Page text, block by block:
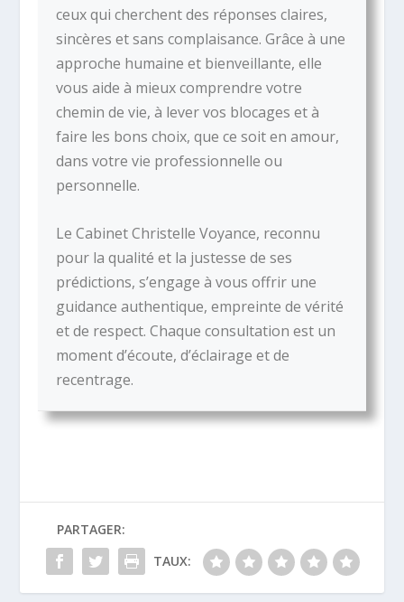
ceux qui cherchent des réponses claires,
sincères et sans complaisance. Grâce à une
approche humaine et bienveillante, elle
vous aide à mieux comprendre votre
chemin de vie, à lever vos blocages et à
faire les bons choix, que ce soit en amour,
dans votre vie professionnelle ou
personnelle.
Le Cabinet Christelle Voyance, reconnu
pour la qualité et la justesse de ses
prédictions, s’engage à vous offrir une
guidance authentique, empreinte de vérité
et de respect. Chaque consultation est un
moment d’écoute, d’éclairage et de
recentrage.
PARTAGER:
TAUX: